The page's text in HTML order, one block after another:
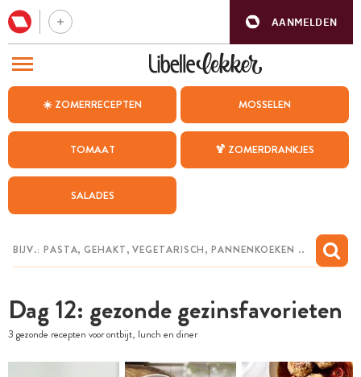
AANMELDEN
☀️ ZOMERRECEPTEN MOSSELEN
TOMAAT 🍹 ZOMERDRANKJES
SALADES
Dag 12: gezonde gezinsfavorieten
3 gezonde recepten voor ontbijt, lunch en diner
BEZOEK ONZE ANDERE WEBSITES
WEEKMENU
CHAT MET MAIA
MIJN BEWAARDE RECEPTEN